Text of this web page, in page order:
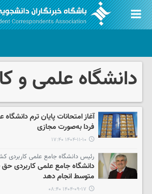
دانشگاه علمی و
آغاز امتحانات پایان ترم دانشگاه
فردا به‌صورت مجازی
۱۴۰۴-۱۱-۱۰ ۱۷:۴۰
رئیس دانشگاه جامع علمی کاربردی
دانشگاه جامع علمی کاربردی حق
متوسط انجام دهد
۱۴۰۴-۰۹-۱۷ ۰۸:۴۰